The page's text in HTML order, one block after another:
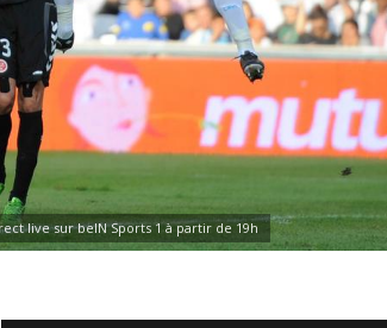
live sur beIN Sports 1 à partir de 19h